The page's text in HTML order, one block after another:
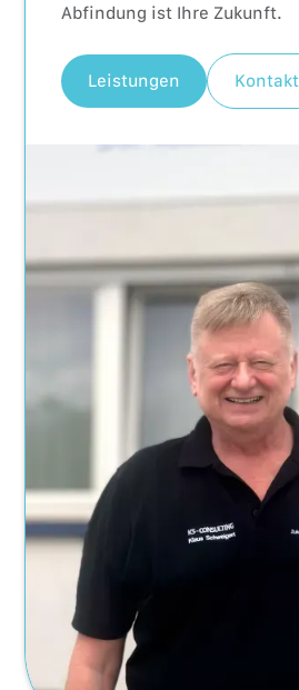
Abfindung ist Ihre Zukunft.
Leistungen Kontakt